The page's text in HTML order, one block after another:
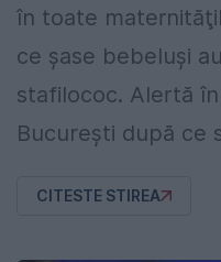
în toate
ce şase bebeluşi
stafilococ. Alertă
București după ce
CITESTE STIREA